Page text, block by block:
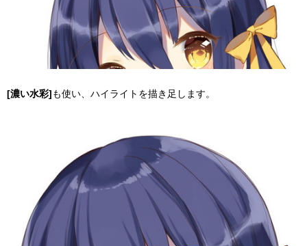
[濃い水彩]も使い、ハイライトを描き足します。